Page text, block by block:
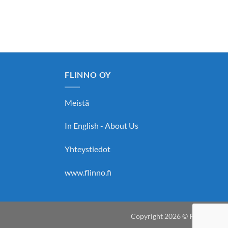
FLINNO OY
Meistä
In English - About Us
Yhteystiedot
www.flinno.fi
Copyright 2026 © Flinno Oy